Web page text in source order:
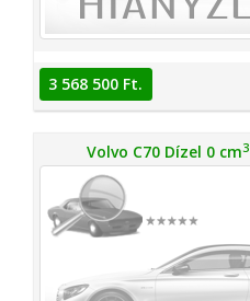
3 568 500 Ft.
Volvo C70 Dízel 0 cm3